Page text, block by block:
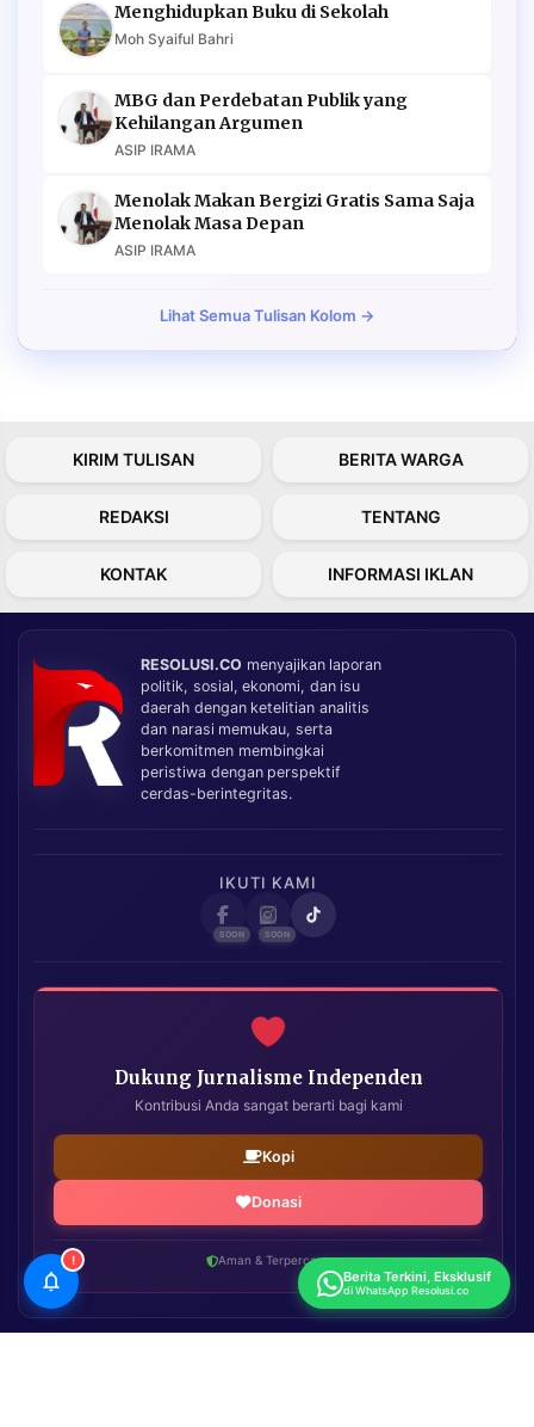
Menghidupkan Buku di Sekolah
Moh Syaiful Bahri
MBG dan Perdebatan Publik yang
Kehilangan Argumen
ASIP IRAMA
Menolak Makan Bergizi Gratis Sama Saja
Menolak Masa Depan
ASIP IRAMA
Lihat Semua Tulisan Kolom →
KIRIM TULISAN BERITA WARGA
REDAKSI TENTANG
KONTAK INFORMASI IKLAN
RESOLUSI.CO menyajikan laporan
politik, sosial, ekonomi, dan isu
daerah dengan ketelitian analitis
dan narasi memukau, serta
berkomitmen membingkai
peristiwa dengan perspektif
cerdas-berintegritas.
IKUTI KAMI
Dukung Jurnalisme Independen
Kontribusi Anda sangat berarti bagi kami
Kopi
Donasi
Aman & Terpercaya
!
Berita Terkini, Eksklusif
di WhatsApp Resolusi.co